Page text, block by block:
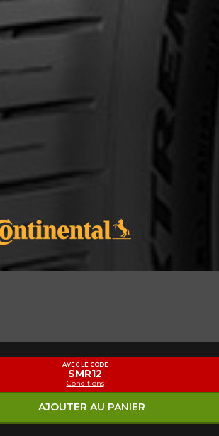
AVEC LE CODE
SMR12
Conditions
AJOUTER AU PANIER
DWS
Condition de route